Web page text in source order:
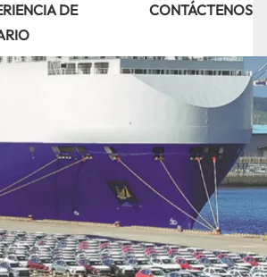
Русский
Español
Português
عربي
kiswahili
DE
CONTÁCTENOS